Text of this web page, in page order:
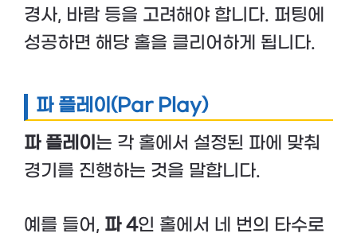
경사, 바람 등을 고려해야 합니다. 퍼팅에
성공하면 해당 홀을 클리어하게 됩니다.
파 플레이(Par Play)
파 플레이 는 각 홀에서 설정된 파에 맞춰
경기를 진행하는 것을 말합니다.
예를 들어, 파 4인 홀에서 네 번의 타수로